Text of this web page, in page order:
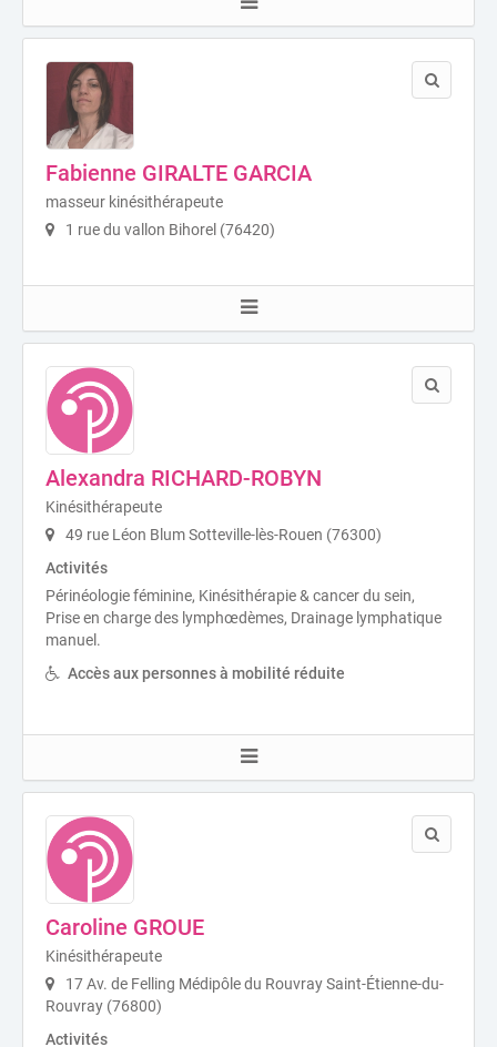
Fabienne GIRALTE GARCIA
masseur kinésithérapeute
1 rue du vallon Bihorel (76420)
Alexandra RICHARD-ROBYN
Kinésithérapeute
49 rue Léon Blum Sotteville-lès-Rouen (76300)
Activités
Périnéologie féminine, Kinésithérapie & cancer du sein,
Prise en charge des lymphœdèmes, Drainage lymphatique
manuel.
Accès aux personnes à mobilité réduite
Caroline GROUE
Kinésithérapeute
17 Av. de Felling Médipôle du Rouvray Saint-Étienne-du-
Rouvray (76800)
Activités